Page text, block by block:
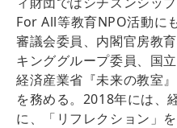
For All等教育NPO活動に
審議会委員、内閣官房教
キンググループ委員、国
経済産業省『未来の教室
を務める。2018年には、
に、「リフレクション」